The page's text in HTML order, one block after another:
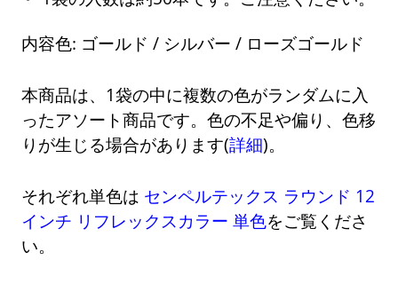
内容色: ゴールド / シルバー / ローズゴールド
本商品は、1袋の中に複数の色がランダムに入
ったアソート商品です。色の不足や偏り、色移
りが生じる場合があります(詳細)。
それぞれ単色は センペルテックス ラウンド 12
インチ リフレックスカラー 単色をご覧くださ
い。